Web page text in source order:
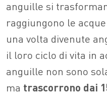
anguille si
raggiungono le
una volta divenute
il loro ciclo di vita in
anguille non sono
ma trascorrono dai